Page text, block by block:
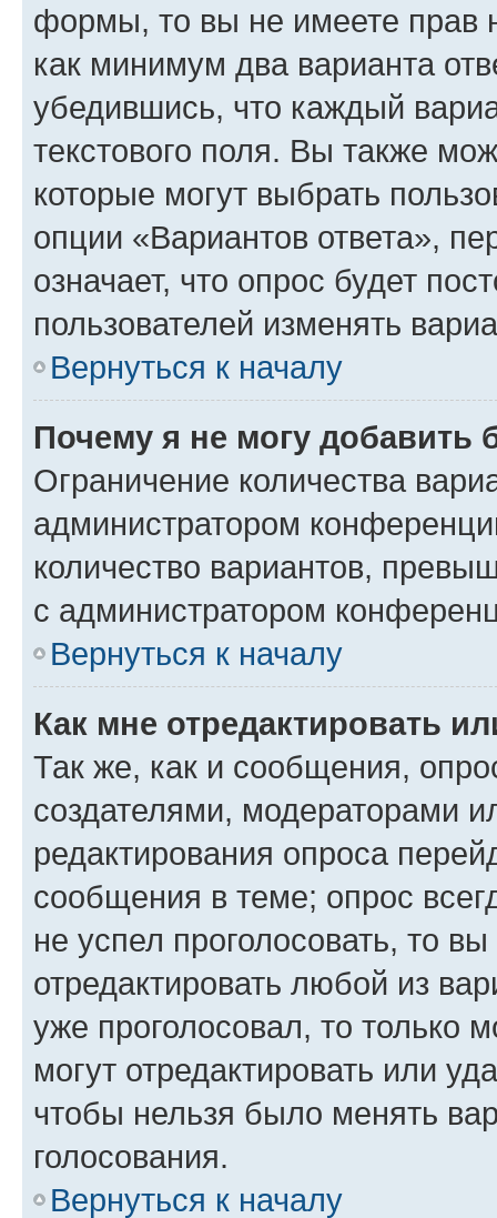
формы, то вы не имеете прав
как минимум два варианта
убедившись, что каждый
текстового поля. Вы также
которые могут выбрать
опции «Вариантов ответа»,
означает, что опрос будет
пользователей изменять
Вернуться к началу
Почему я не могу добавить
Ограничение количества
администратором
количество вариантов,
с администратором
Вернуться к началу
Как мне отредактировать
Так же, как и сообщения,
создателями, модераторами
редактирования опроса
сообщения в теме; опрос
не успел проголосовать, то
отредактировать любой из
уже проголосовал, то только
могут отредактировать или
чтобы нельзя было менять
голосования.
Вернуться к началу